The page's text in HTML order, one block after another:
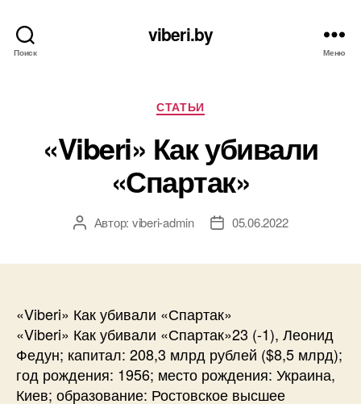
Поиск
viberi.by
Меню
Рубрики
СТАТЬИ
«Viberi» Как убивали
«Спартак»
АвторАвтор: viberi-admin
Дата05.06.2022
«Viberi» Как убивали «Спартак»
«Viberi» Как убивали «Спартак»23 (-1), Леонид
Федун; капитал: 208,3 млрд рублей ($8,5 млрд);
год рождения: 1956; место рождения: Украина,
Киев; образование: Ростовское высшее